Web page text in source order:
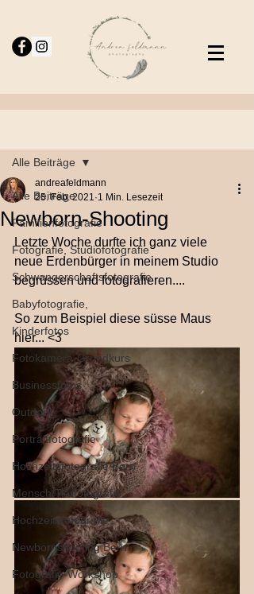
Alle Beiträge
Familienfotografie
Fotografie, Studiofotografie
Schwangerschaftsfotografie
Babyfotografie,
Kinderfotos
Fotokamera-Grundkurs
Businessfotos
Outdoor
Portraitfotografie
Hochzeitsfotografie Bern
Mensch/Tierfotografie
Hochzeitsfotografie
Newbornshooting Bern
Fotografie-Workshop
Alle Beiträge
Newborn-Shooting
andreafeldmann
25. Feb. 2021 1 Min. Lesezeit
Letzte Woche durfte ich ganz viele
neue Erdenbürger in meinem Studio
begrüssen und fotografieren....
So zum Beispiel diese süsse Maus
hier... <3